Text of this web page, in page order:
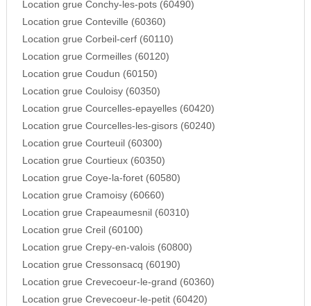
Location grue Conchy-les-pots (60490)
Location grue Conteville (60360)
Location grue Corbeil-cerf (60110)
Location grue Cormeilles (60120)
Location grue Coudun (60150)
Location grue Couloisy (60350)
Location grue Courcelles-epayelles (60420)
Location grue Courcelles-les-gisors (60240)
Location grue Courteuil (60300)
Location grue Courtieux (60350)
Location grue Coye-la-foret (60580)
Location grue Cramoisy (60660)
Location grue Crapeaumesnil (60310)
Location grue Creil (60100)
Location grue Crepy-en-valois (60800)
Location grue Cressonsacq (60190)
Location grue Crevecoeur-le-grand (60360)
Location grue Crevecoeur-le-petit (60420)